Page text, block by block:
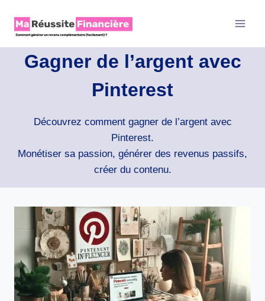
contenu
Gagner de l’argent avec
Pinterest
Découvrez comment gagner de l’argent avec
Pinterest.
Monétiser sa passion, générer des revenus passifs,
créer du contenu.